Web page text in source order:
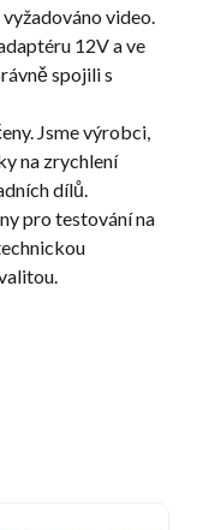
video.
12V a ve
spojili s
Jsme výrobci,
na zrychlení
dílů.
pro testování na